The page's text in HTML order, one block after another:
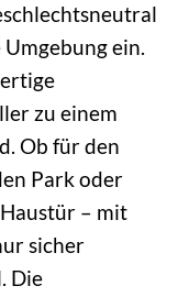
ein.
zu einem
Ob für den
Park oder
– mit
sicher
Die